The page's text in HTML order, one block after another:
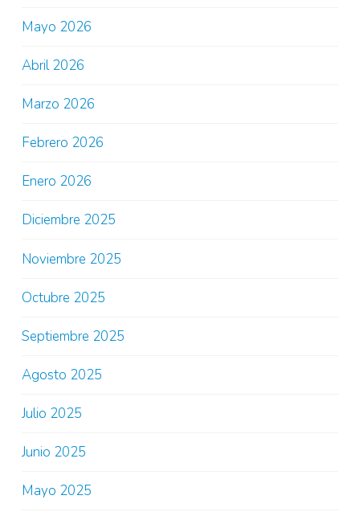
Mayo 2026
Abril 2026
Marzo 2026
Febrero 2026
Enero 2026
Diciembre 2025
Noviembre 2025
Octubre 2025
Septiembre 2025
Agosto 2025
Julio 2025
Junio 2025
Mayo 2025